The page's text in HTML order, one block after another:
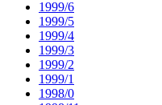
1999/6
1999/5
1999/4
1999/3
1999/2
1999/1
1998/0